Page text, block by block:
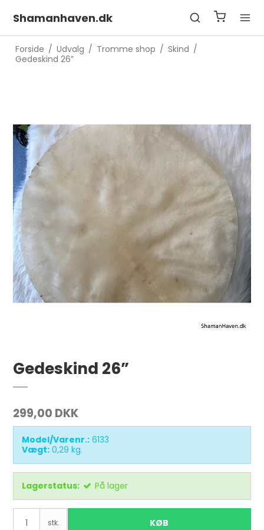
Shamanhaven.dk
Forside / Udvalg / Tromme shop / Skind /
Gedeskind 26”
Gedeskind 26”
299,00 DKK
Model/Varenr.: 6133
Vægt: 0,29 kg.
Lagerstatus: På lager
stk. KØB